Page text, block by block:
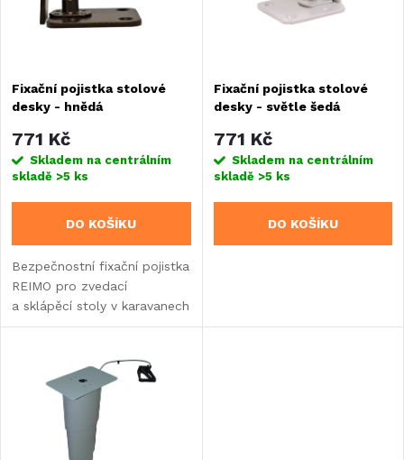
p
r
o
d
u
k
s
p
r
o
d
u
Fixační pojistka stolové
desky - hnědá
771 Kč
Skladem na centrálním
skladě >5 ks
DO KOŠÍKU
Bezpečnostní fixační pojistka
REIMO pro zvedací
a sklápěcí stoly v karavanech
a obytných vozech.
povrchovou úpravou RAL
Fixační pojistka stolové
desky - světle šedá
771 Kč
Skladem na centrálním
skladě >5 ks
DO KOŠÍKU